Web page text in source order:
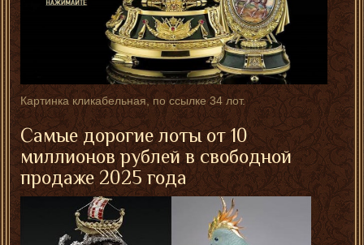
Картинка кликабельная, по ссылке 34 лот.
Самые дорогие лоты от 10
миллионов рублей в свободной
продаже 2025 года